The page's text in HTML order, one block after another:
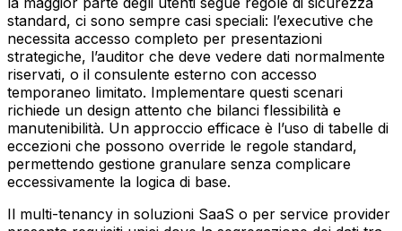
standard, ci sono sempre casi speciali: l’executive che
necessita accesso completo per presentazioni
strategiche, l’auditor che deve vedere dati normalmente
riservati, o il consulente esterno con accesso
temporaneo limitato. Implementare questi scenari
richiede un design attento che bilanci flessibilità e
manutenibilità. Un approccio efficace è l’uso di tabelle di
eccezioni che possono override le regole standard,
permettendo gestione granulare senza complicare
eccessivamente la logica di base.
Il multi-tenancy in soluzioni SaaS o per service provider